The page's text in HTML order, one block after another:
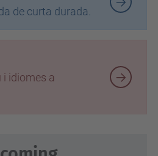
de curta durada.
idiomes a